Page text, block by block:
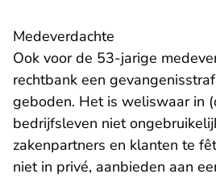
Medeverdachte
Ook voor de 53-jarige
rechtbank een
geboden. Het is weliswaar in
bedrijfsleven niet
zakenpartners en klanten te
niet in privé, aanbieden aan